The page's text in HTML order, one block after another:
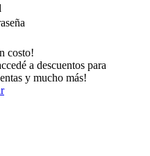
costo!
a descuentos para
y mucho más!